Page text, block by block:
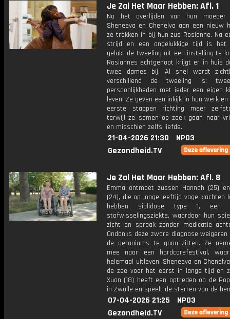
Je Zal Het Maar Hebben: Afl. 1
Na het overlijden van hun moeder
Sheneeva en Chenelva aan een nieuw
ze trekken in bij hun zus Rosianne. Na
strijd en een ongelukkige tijd is het
gelukt de tweeling uit een instelling te
Rosiannes echtgenoot krijgt er in huis
twee dames bij. Al snel wordt
verschillend de tweeling is:
persoonlijkheden met ieder een eigen
leven. Ze geven een inkijk in hun werk
eerste stappen richting meer
terwijl ze samen op zoek gaan naar
en misschien zelfs liefde.
21-04-2026 21:30
NPO3
Gezondheid.TV
Je Zal Het Maar Hebben: Afl. 8
Emma ontmoet zussen Hannah (25)
(24), die op jonge leeftijd vage klachten
hebben sialidose type 1, een
stofwisselingsziekte, waardoor hun
zicht en spraak zonder medicatie
Ondanks deze zware diagnose
de geraniums te gaan zitten. Ze
mee naar een hardcorefestival,
helemaal uitleven. Sheneeva en
de zee voor het eerst in lange tijd en
Xuan (18) heeft een optreden op de
in Zwolle en speelt de sterren van de
07-04-2026 21:25
NPO3
Gezondheid.TV